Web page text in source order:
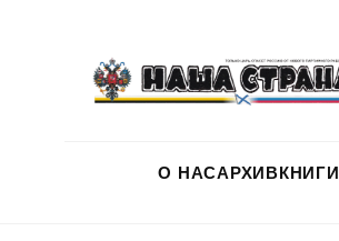
О НАСАРХИВКНИГИ